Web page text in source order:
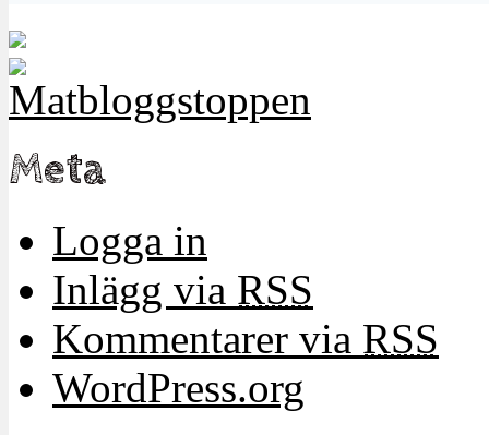
Meta
Logga in
Inlägg via RSS
Kommentarer via RSS
WordPress.org